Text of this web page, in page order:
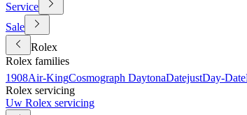
Service
Sale
Rolex
Rolex families
1908Air-KingCosmograph DaytonaDatejustDay-Date
Rolex servicing
Uw Rolex servicing